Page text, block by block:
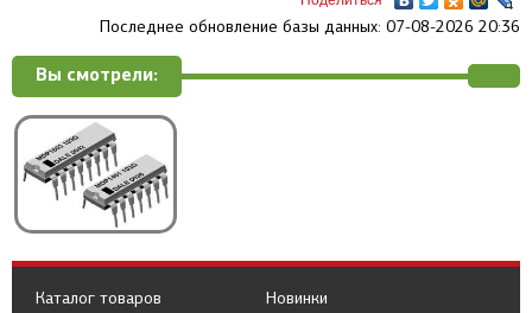
Последнее обновление базы данных: 07-08-2026 20:36
Вы смотрели:
Каталог товаров Новинки